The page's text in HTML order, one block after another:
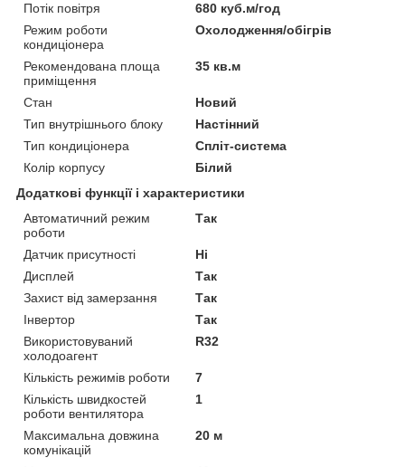
Потік повітря
680 куб.м/год
Режим роботи
кондиціонера
Охолодження/обігрів
Рекомендована площа
приміщення
35 кв.м
Стан
Новий
Тип внутрішнього блоку
Настінний
Тип кондиціонера
Спліт-система
Колір корпусу
Білий
Додаткові функції і характеристики
Автоматичний режим
роботи
Так
Датчик присутності
Ні
Дисплей
Так
Захист від замерзання
Так
Інвертор
Так
Використовуваний
холодоагент
R32
Кількість режимів роботи
7
Кількість швидкостей
роботи вентилятора
1
Максимальна довжина
комунікацій
20 м